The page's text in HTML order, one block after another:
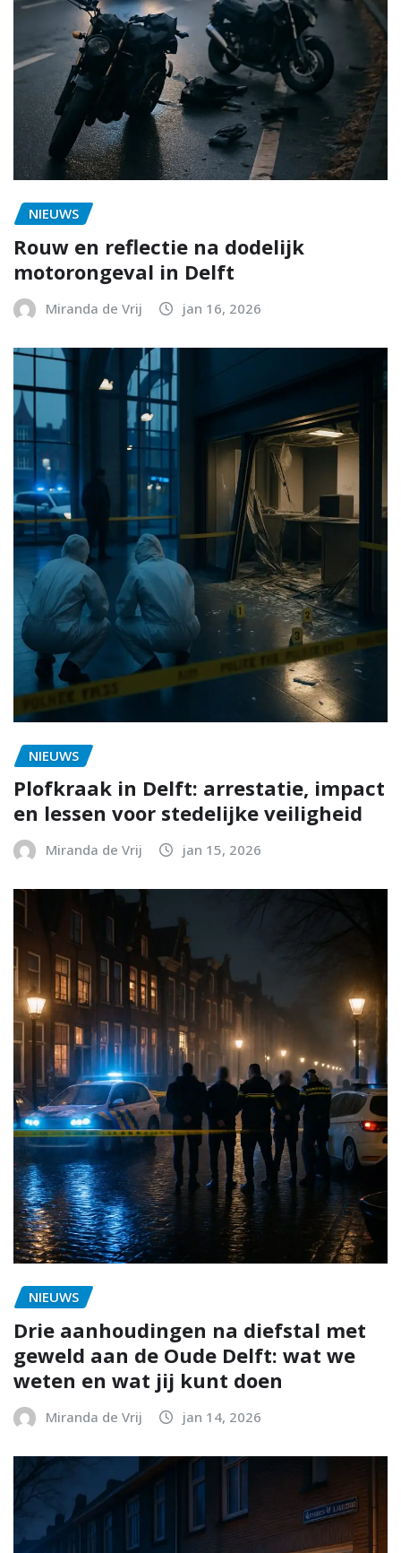
NIEUWS
Rouw en reflectie na dodelijk
motorongeval in Delft
Miranda de Vrij jan 16, 2026
NIEUWS
Plofkraak in Delft: arrestatie, impact
en lessen voor stedelijke veiligheid
Miranda de Vrij jan 15, 2026
NIEUWS
Drie aanhoudingen na diefstal met
geweld aan de Oude Delft: wat we
weten en wat jij kunt doen
Miranda de Vrij jan 14, 2026